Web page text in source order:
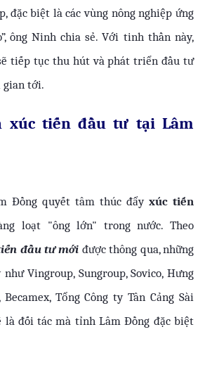
đặc biệt là các vùng nông nghiệp ứng
ông Ninh chia sẻ. Với tinh thần này,
tiếp tục thu hút và phát triển đầu tư
gian tới.
xúc tiến đầu tư tại Lâm
Đồng quyết tâm thúc đẩy xúc tiến
đầu tư mới được thông qua, những
Vingroup, Sungroup, Sovico, Hưng
Becamex, Tổng Công ty Tân Cảng Sài
là đối tác mà tỉnh Lâm Đồng đặc biệt